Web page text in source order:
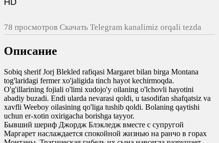
78 просмотров Скачать Telegram kanalimiz orqali tezda
Описание
Sobiq sherif Jorj Blekled rafiqasi Margaret bilan birga Montana
tog'laridagi fermer xo'jaligida tinch hayot kechirmoqda.
O'g'illarining fojiali o'limi xudojo'y oilaning o'lchovli hayotini
abadiy buzadi. Endi ularda nevarasi qoldi, u tasodifan shafqatsiz va
xavfli Weeboy oilasining qo'liga tushib qoldi. Bolaning qaytishi
uchun er-xotin oxirigacha borishga tayyor.
Бывший шериф Джордж Блэкледж вместе с супругой
Маргарет наслаждается спокойной жизнью на ранчо в горах